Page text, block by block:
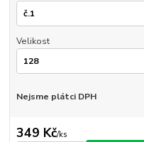
Velikost
Nejsme plátci DPH
349 Kč/ks